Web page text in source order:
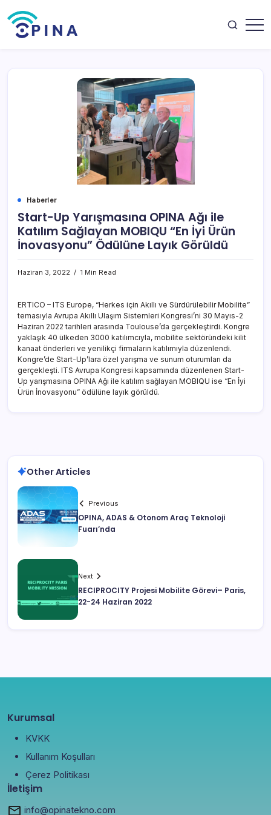
to
content
Haberler
Start-Up Yarışmasına OPINA Ağı ile
Katılım Sağlayan MOBIQU “En İyi Ürün
İnovasyonu” Ödülüne Layık Görüldü
Haziran 3, 2022 1 Min Read
ERTICO – ITS Europe, “Herkes için Akıllı ve Sürdürülebilir Mobilite”
temasıyla Avrupa Akıllı Ulaşım Sistemleri Kongresi’ni 30 Mayıs-2
Haziran 2022 tarihleri arasında Toulouse’da gerçekleştirdi. Kongre
yaklaşık 40 ülkeden 3000 katılımcıyla, mobilite sektöründeki kilit
kanaat önderleri ve yenilikçi firmaların katılımıyla düzenlendi.
Kongre’de Start-Up’lara özel yarışma ve sunum oturumları da
gerçekleşti. ITS Avrupa Kongresi kapsamında düzenlenen Start-
Up yarışmasına OPINA Ağı ile katılım sağlayan MOBIQU ise “En İyi
Ürün İnovasyonu” ödülüne layık görüldü.
Other Articles
Previous
OPINA, ADAS & Otonom Araç Teknoloji
Fuarı’nda
Next
RECIPROCITY Projesi Mobilite Görevi– Paris,
22-24 Haziran 2022
Kurumsal
KVKK
Kullanım Koşulları
Çerez Politikası
İletişim
info@opinatekno.com